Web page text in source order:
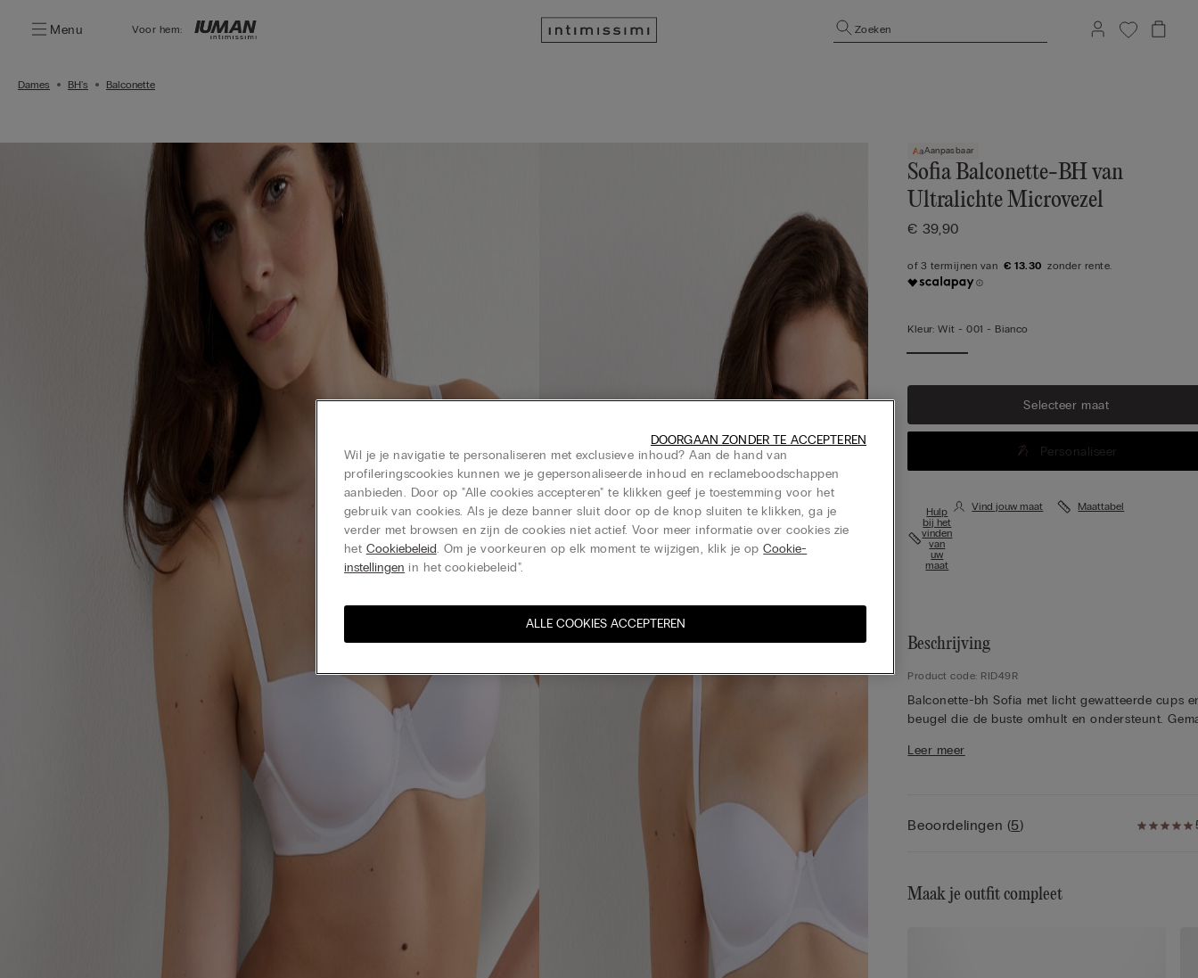
Menu Voor hem: Zoeken
Dames BH's Balconette
Aanpasbaar
Sofia Balconette-BH van
Ultralichte Microvezel
€ 39,90
€ 13.30
Kleur: Wit -001 - Bianco
Selecteer maat
Personaliseer
Hulp
bij het
vinden
van
uw
maat
Vind jouw maat Maattabel
Beschrijving
Product code: RID49R
Balconette-bh Sofia met licht gewatteerde cups
beugel die de buste omhult en ondersteunt.
zachtheid en lichtheid. De buste is verdubbeld in
de grotere maten volledig van elastiek zijn
om meer comfort te bieden. Een model dat veel
geeft en het decolleté benadrukt door de vorm
Leer meer
Beoordelingen (5)
Maak je outfit compleet
Wil je je navigatie te personaliseren met exclusieve inhoud? Aan de hand van
profileringscookies kunnen we je gepersonaliseerde inhoud en reclameboodschappen
aanbieden. Door op "Alle cookies accepteren" te klikken geef je toestemming voor het
gebruik van cookies. Als je deze banner sluit door op de knop sluiten te klikken, ga je
verder met browsen en zijn de cookies niet actief. Voor meer informatie over cookies zie
het Cookiebeleid. Om je voorkeuren op elk moment te wijzigen, klik je opCookie-
instellingen in het cookiebeleid".
ALLE COOKIES ACCEPTEREN
DOORGAAN ZONDER TE ACCEPTEREN